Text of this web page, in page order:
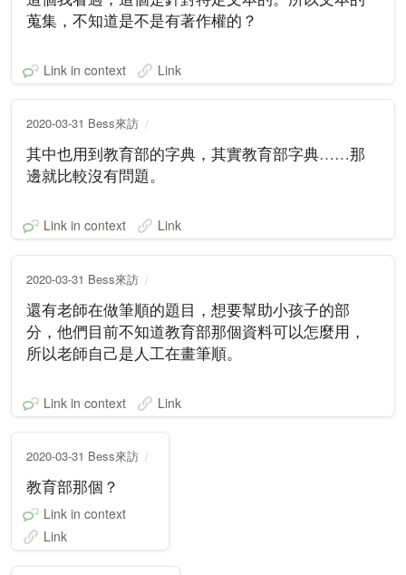
蒐集，不知道是不是有著作權的？
Link in context Link
2020-03-31 Bess來訪
其中也用到教育部的字典，其實教育部字典……那
邊就比較沒有問題。
Link in context Link
2020-03-31 Bess來訪
還有老師在做筆順的題目，想要幫助小孩子的部
分，他們目前不知道教育部那個資料可以怎麼用，
所以老師自己是人工在畫筆順。
Link in context Link
2020-03-31 Bess來訪
教育部那個？
Link in context
Link